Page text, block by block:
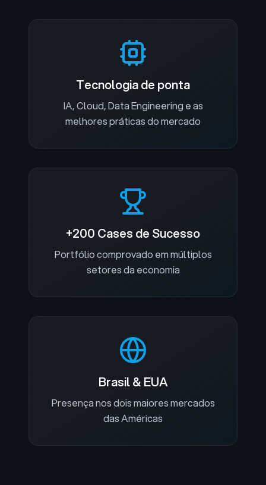
Tecnologia de ponta
IA, Cloud, Data Engineering e as
melhores práticas do mercado
+200 Cases de Sucesso
Portfólio comprovado em múltiplos
setores da economia
Brasil & EUA
Presença nos dois maiores mercados
das Américas